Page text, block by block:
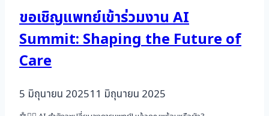
ขอเชิญแพทย์เข้าร่วมงาน AI
Summit: Shaping the Future of
Care
5 มิถุนายน 202511 มิถุนายน 2025